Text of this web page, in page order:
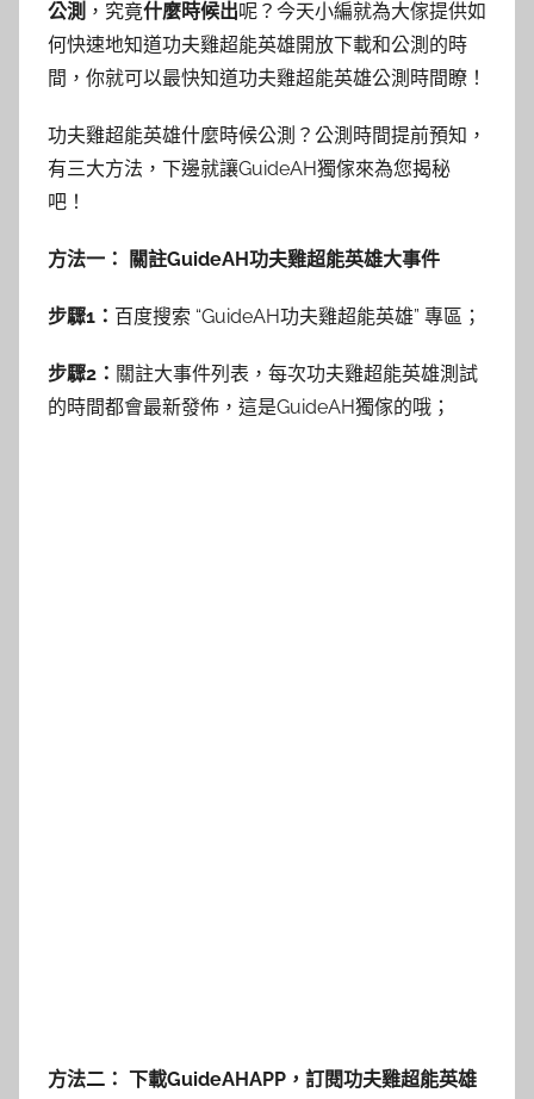
公測 ，究竟什麼時候出呢？今天小編就為大傢提供如
何快速地知道功夫雞超能英雄開放下載和公測的時
間，你就可以最快知道功夫雞超能英雄公測時間瞭！
功夫雞超能英雄什麼時候公測？公測 時間提前預知，
有三大方法，下邊就讓GuideAH獨傢來為您揭秘
吧！
方法一： 關註GuideAH功夫雞超能英雄大事件
步驟1： 百度搜索 “GuideAH功夫雞超能英雄” 專區 ；
步驟2： 關註大事件列表，每次功夫雞超能英雄測試
的時間都會最新發佈，這是GuideAH獨傢的哦；
方法二： 下載GuideAHAPP，訂閱功夫雞超能英雄